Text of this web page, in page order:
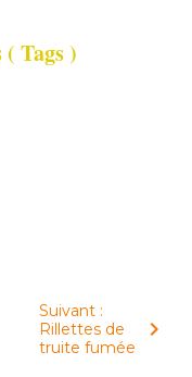
Suivant :
Rillettes de
truite fumée